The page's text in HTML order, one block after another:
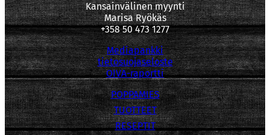
Kansainvälinen myynti
Marisa Ryökäs
+358 50 473 1277
Mediapankki
tietosuojaseloste
OIVA-raportti
POPPAMIES
TUOTTEET
RESEPTIT